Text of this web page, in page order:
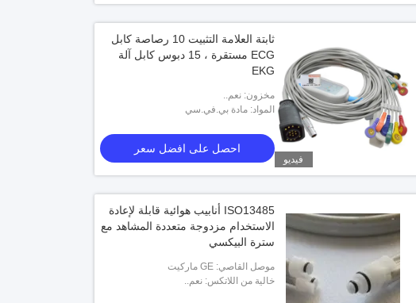
فيديو
ثابتة العلامة التثبيت 10 رصاصة كابل
ECG مستقرة ، 15 دبوس كابل آلة
EKG
مخزون: نعم..
المواد: مادة بي.في.سي
احصل على افضل سعر
ISO13485 أنابيب هوائية قابلة لإعادة
الاستخدام مزدوجة متعددة المشاهد مع
سترة البيكسي
موصل القاصي: GE ماركيت
خالية من اللاتكس: نعم..